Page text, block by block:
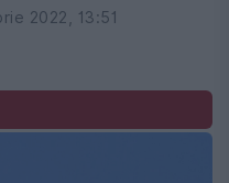
2022, 13:51